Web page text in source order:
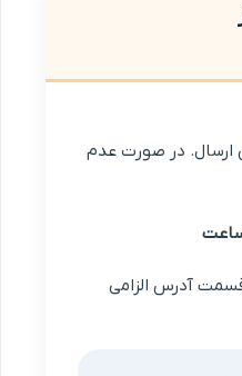
ارسال. در صورت عدم
آدرس الزامی